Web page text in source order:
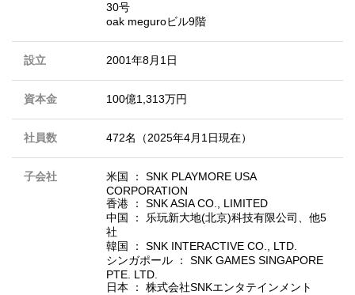
30号
oak meguroビル9階
設立 2001年8月1日
資本金 100億1,313万円
社員数 472名（2025年4月1日現在）
子会社
米国 ： SNK PLAYMORE USA
CORPORATION
香港 ： SNK ASIA CO., LIMITED
中国 ： 乐玩新大地(北京)科技有限公司、他5
社
韓国 ： SNK INTERACTIVE CO., LTD.
シンガポール ： SNK GAMES SINGAPORE
PTE. LTD.
日本 ： 株式会社SNKエンタテインメント